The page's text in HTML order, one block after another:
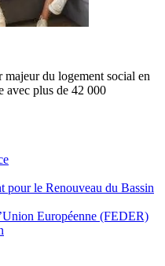
majeur du logement social en
avec plus de 42 000
pour le Renouveau du Bassin
Européenne (FEDER)